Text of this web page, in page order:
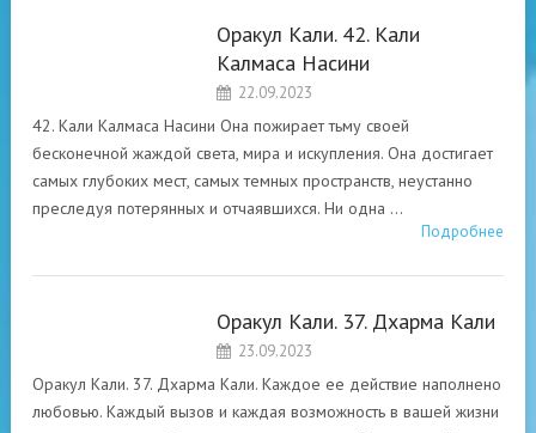
Оракул Кали. 42. Кали
Калмаса Насини
22.09.2023
42. Кали Калмаса Насини Она пожирает тьму своей
бесконечной жаждой света, мира и искупления. Она достигает
самых глубоких мест, самых темных пространств, неустанно
преследуя потерянных и отчаявшихся. Ни одна …
Подробнее
Оракул Кали. 37. Дхарма Кали
23.09.2023
Оракул Кали. 37. Дхарма Кали. Каждое ее действие наполнено
любовью. Каждый вызов и каждая возможность в вашей жизни